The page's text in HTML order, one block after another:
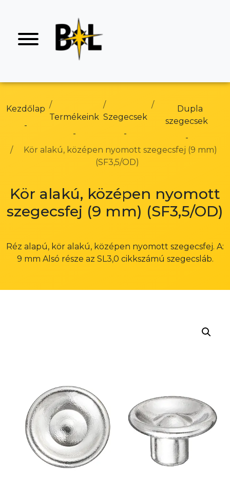
Kezdőlap
Termékeink Szegecsek
Dupla
szegecsek
Kör alakú, középen nyomott szegecsfej (9 mm)
(SF3,5/OD)
Kör alakú, középen nyomott
szegecsfej (9 mm) (SF3,5/OD)
Réz alapú, kör alakú, középen nyomott szegecsfej. A:
9 mm Alsó része az SL3,0 cikkszámú szegecsláb.